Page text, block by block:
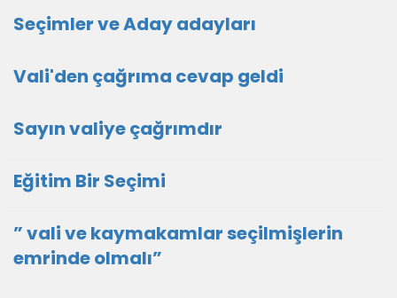
Seçimler ve Aday adayları
Vali'den çağrıma cevap geldi
Sayın valiye çağrımdır
Eğitim Bir Seçimi
” vali ve kaymakamlar seçilmişlerin
emrinde olmalı”